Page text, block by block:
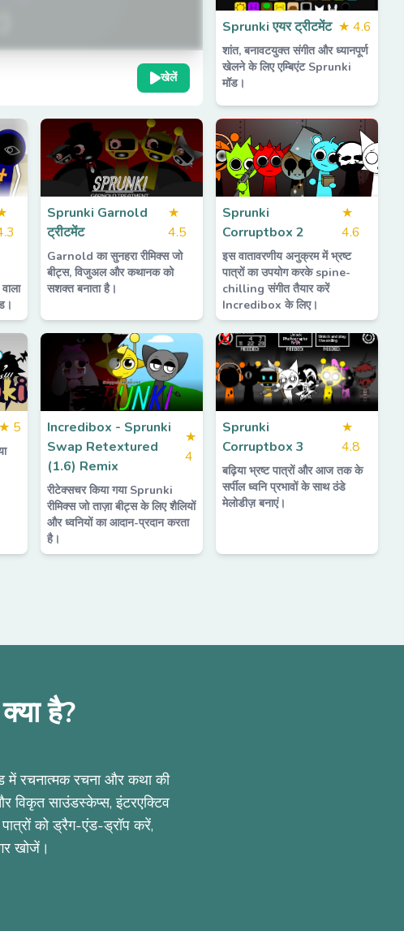
खेलें
Sprunki एयर ट्रीटमेंट ★ 4.6
शांत, बनावटयुक्त संगीत और ध्यानपूर्ण
खेलने के लिए एम्बिएंट Sprunki
मॉड।
Sprunki Garnold
ट्रीटमेंट
★
4.5
Garnold का सुनहरा रीमिक्स जो
बीट्स, विजुअल और कथानक को
सशक्त बनाता है।
Sprunki
Corruptbox 2
★
4.6
इस वातावरणीय अनुक्रम में भ्रष्ट
पात्रों का उपयोग करके spine-
chilling संगीत तैयार करें
Incredibox के लिए।
★ 5
Incredibox - Sprunki
Swap Retextured
(1.6) Remix
★
4
रीटेक्सचर किया गया Sprunki
रीमिक्स जो ताज़ा बीट्स के लिए शैलियों
और ध्वनियों का आदान-प्रदान करता
है।
Sprunki
Corruptbox 3
★
4.8
बढ़िया भ्रष्ट पात्रों और आज तक के
सर्पील ध्वनि प्रभावों के साथ ठंडे
मेलोडीज़ बनाएं।
है?
रचनात्मक रचना और कथा की
साउंडस्केप्स, इंटरएक्टिव
को ड्रैग-एंड-ड्रॉप करें,
खोजें।